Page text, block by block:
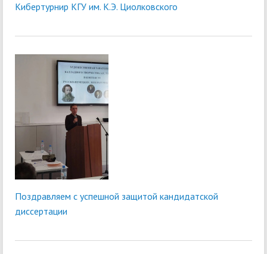
Кибертурнир КГУ им. К.Э. Циолковского
Поздравляем с успешной защитой кандидатской
диссертации